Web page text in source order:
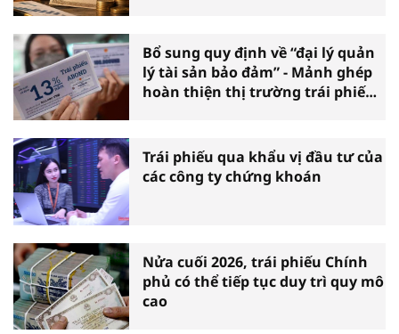
Bổ sung quy định về “đại lý quản
lý tài sản bảo đảm” - Mảnh ghép
hoàn thiện thị trường trái phiếu
Trái phiếu qua khẩu vị đầu tư của
các công ty chứng khoán
Nửa cuối 2026, trái phiếu Chính
phủ có thể tiếp tục duy trì quy mô
cao